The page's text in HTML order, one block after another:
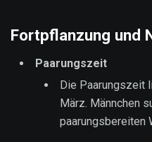
Fortpflanzung und
Paarungszeit
Die Paarungszeit
März. Männchen
paarungsbereiten